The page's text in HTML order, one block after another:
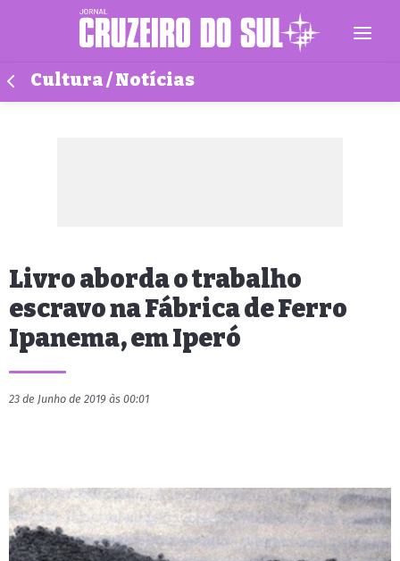
Cultura / Notícias
Livro aborda o trabalho
escravo na Fábrica de Ferro
Ipanema, em Iperó
23 de Junho de 2019 às 00:01